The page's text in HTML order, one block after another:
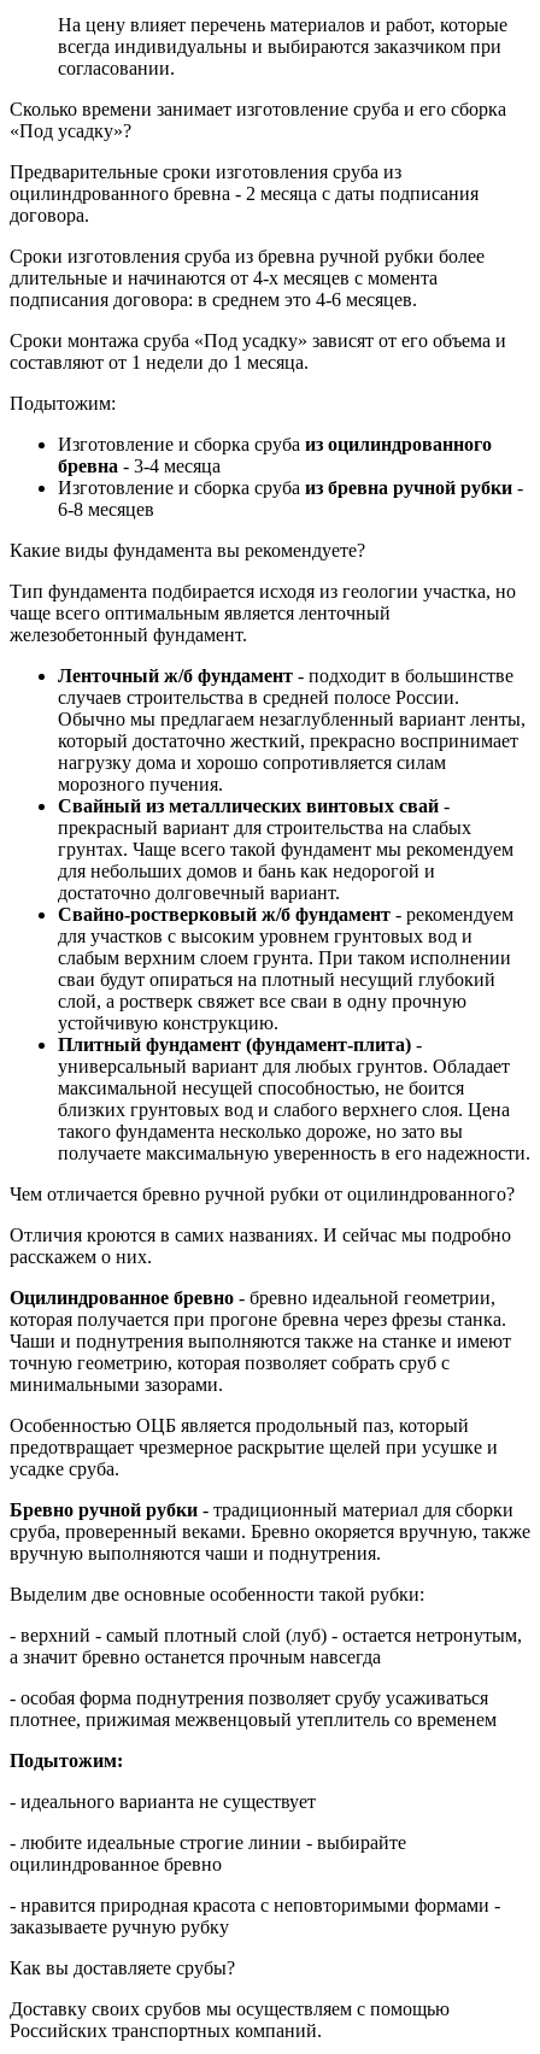
На цену влияет перечень материалов и работ, которые
всегда индивидуальны и выбираются заказчиком при
согласовании.
Сколько времени занимает изготовление сруба и его сборка
«Под усадку»?
Предварительные сроки изготовления сруба из
оцилиндрованного бревна - 2 месяца с даты подписания
договора.
Сроки изготовления сруба из бревна ручной рубки более
длительные и начинаются от 4-х месяцев с момента
подписания договора: в среднем это 4-6 месяцев.
Сроки монтажа сруба «Под усадку» зависят от его объема и
составляют от 1 недели до 1 месяца.
Подытожим:
Изготовление и сборка сруба из оцилиндрованного
бревна - 3-4 месяца
Изготовление и сборка сруба из бревна ручной рубки -
6-8 месяцев
Какие виды фундамента вы рекомендуете?
Тип фундамента подбирается исходя из геологии участка, но
чаще всего оптимальным является ленточный
железобетонный фундамент.
Ленточный ж/б фундамент - подходит в большинстве
случаев строительства в средней полосе России.
Обычно мы предлагаем незаглубленный вариант ленты,
который достаточно жесткий, прекрасно воспринимает
нагрузку дома и хорошо сопротивляется силам
морозного пучения.
Свайный из металлических винтовых свай -
прекрасный вариант для строительства на слабых
грунтах. Чаще всего такой фундамент мы рекомендуем
для небольших домов и бань как недорогой и
достаточно долговечный вариант.
Свайно-ростверковый ж/б фундамент - рекомендуем
для участков с высоким уровнем грунтовых вод и
слабым верхним слоем грунта. При таком исполнении
сваи будут опираться на плотный несущий глубокий
слой, а ростверк свяжет все сваи в одну прочную
устойчивую конструкцию.
Плитный фундамент (фундамент-плита) -
универсальный вариант для любых грунтов. Обладает
максимальной несущей способностью, не боится
близких грунтовых вод и слабого верхнего слоя. Цена
такого фундамента несколько дороже, но зато вы
получаете максимальную уверенность в его надежности.
Чем отличается бревно ручной рубки от оцилиндрованного?
Отличия кроются в самих названиях. И сейчас мы подробно
расскажем о них.
Оцилиндрованное бревно - бревно идеальной геометрии,
которая получается при прогоне бревна через фрезы станка.
Чаши и поднутрения выполняются также на станке и имеют
точную геометрию, которая позволяет собрать сруб с
минимальными зазорами.
Особенностью ОЦБ является продольный паз, который
предотвращает чрезмерное раскрытие щелей при усушке и
усадке сруба.
Бревно ручной рубки - традиционный материал для сборки
сруба, проверенный веками. Бревно окоряется вручную, также
вручную выполняются чаши и поднутрения.
Выделим две основные особенности такой рубки:
- верхний - самый плотный слой (луб) - остается нетронутым,
а значит бревно останется прочным навсегда
- особая форма поднутрения позволяет срубу усаживаться
плотнее, прижимая межвенцовый утеплитель со временем
Подытожим:
- идеального варианта не существует
- любите идеальные строгие линии - выбирайте
оцилиндрованное бревно
- нравится природная красота с неповторимыми формами -
заказываете ручную рубку
Как вы доставляете срубы?
Доставку своих срубов мы осуществляем с помощью
Российских транспортных компаний.